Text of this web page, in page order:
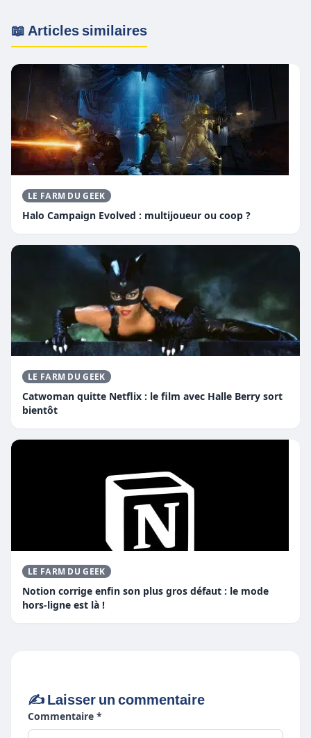
📖 Articles similaires
LE FARM DU GEEK
Halo Campaign Evolved : multijoueur ou coop ?
LE FARM DU GEEK
Catwoman quitte Netflix : le film avec Halle Berry sort
bientôt
LE FARM DU GEEK
Notion corrige enfin son plus gros défaut : le mode
hors-ligne est là !
✍️ Laisser un commentaire
Commentaire *